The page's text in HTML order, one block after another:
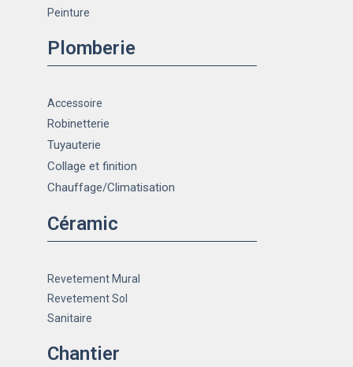
Peinture
Plomberie
Accessoire
Robinetterie
Tuyauterie
Collage et finition
Chauffage/Climatisation
Céramic
Revetement Mural
Revetement Sol
Sanitaire
Chantier